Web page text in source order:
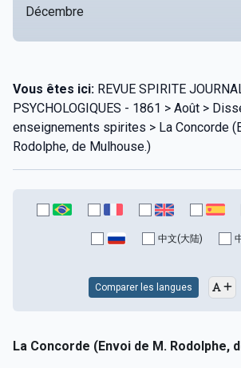
Décembre
Vous êtes ici: REVUE SPIRITE
PSYCHOLOGIQUES - 1861 > Août >
enseignements spirites > La Concorde
Rodolphe, de Mulhouse.)
中文(大陆)
Comparer les langues
La Concorde (Envoi de M. Rodolphe,